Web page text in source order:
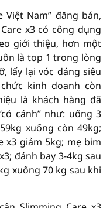
Việt Nam” đăng bán,
x3 có công dụng
giới thiệu, hơn một
là top 1 trong lòng
lấy lại vóc dáng siêu
kinh doanh còn
là khách hàng đã
cánh” như: uống 3
xuống còn 49kg;
x3 giảm 5kg; mẹ bỉm
đánh bay 3-4kg sau
xuống 70 kg sau khi